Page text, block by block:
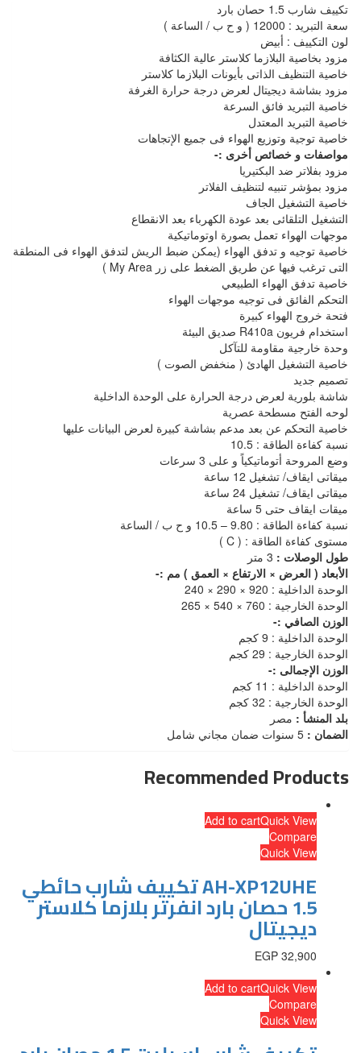
تكييف شارب 1.5 حصان بارد
سعة التبريد : 12000 ( و ح ب / الساعة )
لون التكييف : أبيض
مزود بخاصية البلازما كلاستر عالية الكثافة
خاصية التنظيف الذاتى بأيونات البلازما كلاستر
مزود بشاشة ديجيتال لعرض درجة حرارة الغرفة
خاصية التبريد فائق السرعة
خاصية التبريد المعتدل
خاصية توجية وتوزيع الهواء فى جميع الإتجاهات
مواصفات و خصائص أخرى :-
مزود بفلاتر ضد البكتيريا
مزود بمؤشر تنبيه لتنظيف الفلاتر
خاصية التشغيل الجاف
التشغيل التلقائى بعد عودة الكهرباء بعد الانقطاع
موجهات الهواء تعمل بصورة اوتوماتيكية
خاصية توجيه و تدفق الهواء (يمكن ضبط الريش لتدفق الهواء فى المنطقة
التى ترغب فيها عن طريق الضغط على زر My Area )
خاصية تدفق الهواء الطبيعي
التحكم الفائق فى توجيه موجهات الهواء
فتحة خروج الهواء كبيرة
استخدام فريون R410a صديق البيئة
وحدة خارجية مقاومة للتآكل
خاصية التشغيل الهادئ ( منخفض الصوت )
تصميم جديد
شاشة بلورية لعرض درجة الحرارة على الوحدة الداخلية
لوحه الفتح مسطحة عصرية
خاصية التحكم عن بعد مدعم بشاشة كبيرة لعرض البيانات عليها
نسبة كفاءة الطاقة : 10.5
وضع المروحة أتوماتيكياً و على 3 سرعات
ميقاتى ايقاف/ تشغيل 12 ساعة
ميقاتى ايقاف/ تشغيل 24 ساعة
ميقات ايقاف حتى 5 ساعة
نسبة كفاءة الطاقة : 9.80 – 10.5 و ح ب / الساعة
مستوى كفاءة الطاقة : ( C )
طول الوصلات :
الأبعاد ( العرض × الارتفاع × العمق ) مم :-
الوحدة الداخلية : 920 × 290 × 240
الوحدة الخارجية : 760 × 540 × 265
الوزن الصافي :-
الوحدة الداخلية : 9 كجم
الوحدة الخارجية : 29 كجم
الوزن الإجمالى :-
الوحدة الداخلية : 11 كجم
الوحدة الخارجية : 32 كجم
بلد المنشأ : مصر
الضمان :
Recommended Products
Add to cartQuick View
Compare
Quick View
AH-XP12UHE تكييف شارب حائطي
1.5 حصان بارد انفرتر بلازما كلاستر
ديجيتال
EGP 32,900
Add to cartQuick View
Compare
Quick View